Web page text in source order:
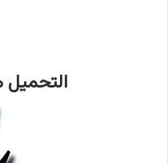
التحميل